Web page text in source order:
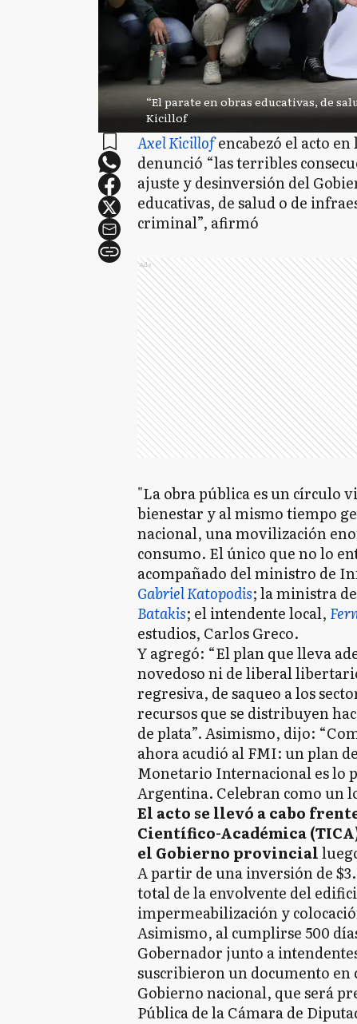
“El parate en obras educativas, de
Kicillof
Axel Kicillofencabezó el acto
denunció “las terribles
ajuste y desinversión del
educativas, de salud o de
criminal”, afirmó
Ads
"La obra pública es un círculo
bienestar y al mismo tiempo
nacional, una movilización
consumo. El único que no lo
acompañado del ministro de
Gabriel Katopodis; la ministra
Batakis; el intendente local,
estudios, Carlos Greco.
Y agregó: “El plan que lleva
novedoso ni de liberal
regresiva, de saqueo a los
recursos que se distribuyen
de plata”. Asimismo, dijo:
ahora acudió al FMI: un plan
Monetario Internacional es lo
Argentina. Celebran como un
El acto se llevó a cabo
Científico-Académica
el Gobierno provincial
A partir de una inversión de
total de la envolvente del
impermeabilización y
Asimismo, al cumplirse 500
Gobernador junto a
suscribieron un documento en
Gobierno nacional, que será
Pública de la Cámara de